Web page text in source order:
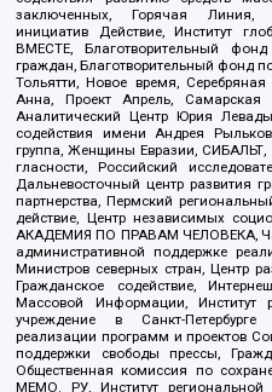
заключенных, Горячая Линия,
инициатив Действие, Институт
ВМЕСТЕ, Благотворительный
граждан, Благотворительный фонд
Тольятти, Новое время, Серебряная
Анна, Проект Апрель, Самарская
Аналитический Центр Юрия
содействия имени Андрея
группа, Женщины Евразии, СИБАЛЬТ,
гласности, Российский
Дальневосточный центр развития
партнерства, Пермский
действие, Центр независимых
АКАДЕМИЯ ПО ПРАВАМ ЧЕЛОВЕКА,
административной поддержке
Министров северных стран, Центр
Гражданское содействие,
Массовой Информации, Институт
учреждение в Санкт-
реализации программ и проектов
поддержки свободы прессы,
Общественная комиссия по
МЕМО. РУ, Институт региональной